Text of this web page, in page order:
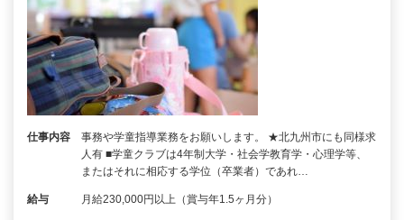
仕事内容
事務や学童指導業務をお願いします。 ★北九州市にも同様求
人有 ■学童クラブは4年制大学・社会学教育学・心理学等、
またはそれに相応する学位（卒業者）であれ…
給与 月給230,000円以上（賞与年1.5ヶ月分）